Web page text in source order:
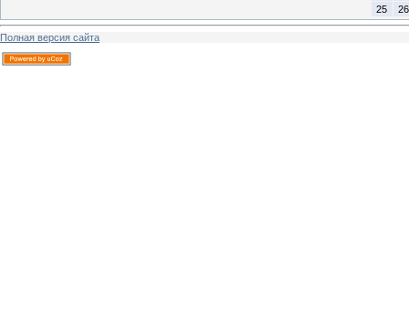
25
26
Полная версия сайта